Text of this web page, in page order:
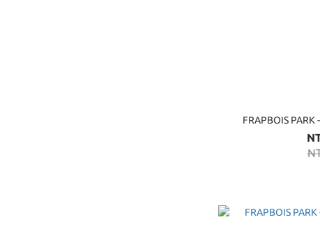
FRAPBOIS PARK